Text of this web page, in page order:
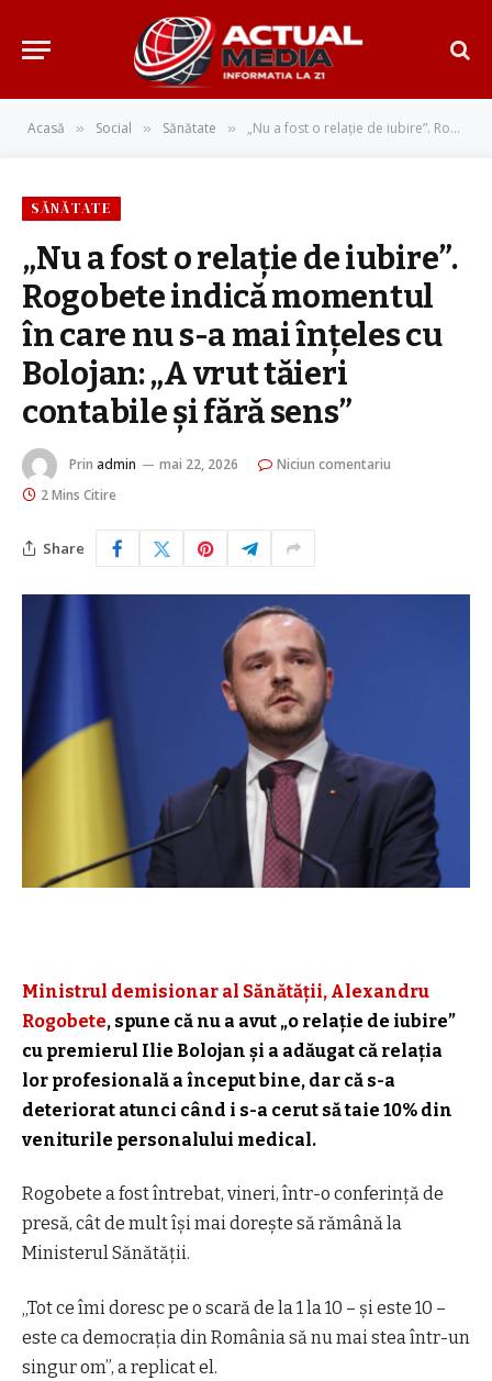
Acasă » Social » Sănătate » „Nu a fost o relație de iubire”. Rogobete indică momentul în care nu s-a mai înțeles cu Bolojan: „A vrut tăieri contabile și fără sens”
SĂNĂTATE
„Nu a fost o relație de iubire”.
Rogobete indică momentul
în care nu s-a mai înțeles cu
Bolojan: „A vrut tăieri
contabile și fără sens”
Prin admin mai 22, 2026
Niciun comentariu
2 Mins Citire
Share
Ministrul demisionar al Sănătăţii, Alexandru
Rogobete, spune că nu a avut „o relaţie de iubire”
cu premierul Ilie Bolojan şi a adăugat că relaţia
lor profesională a început bine, dar că s-a
deteriorat atunci când i s-a cerut să taie 10% din
veniturile personalului medical.
Rogobete a fost întrebat, vineri, într-o conferinţă de
presă, cât de mult îşi mai doreşte să rămână la
Ministerul Sănătăţii.
„Tot ce îmi doresc pe o scară de la 1 la 10 – şi este 10 –
este ca democraţia din România să nu mai stea într-un
singur om”, a replicat el.